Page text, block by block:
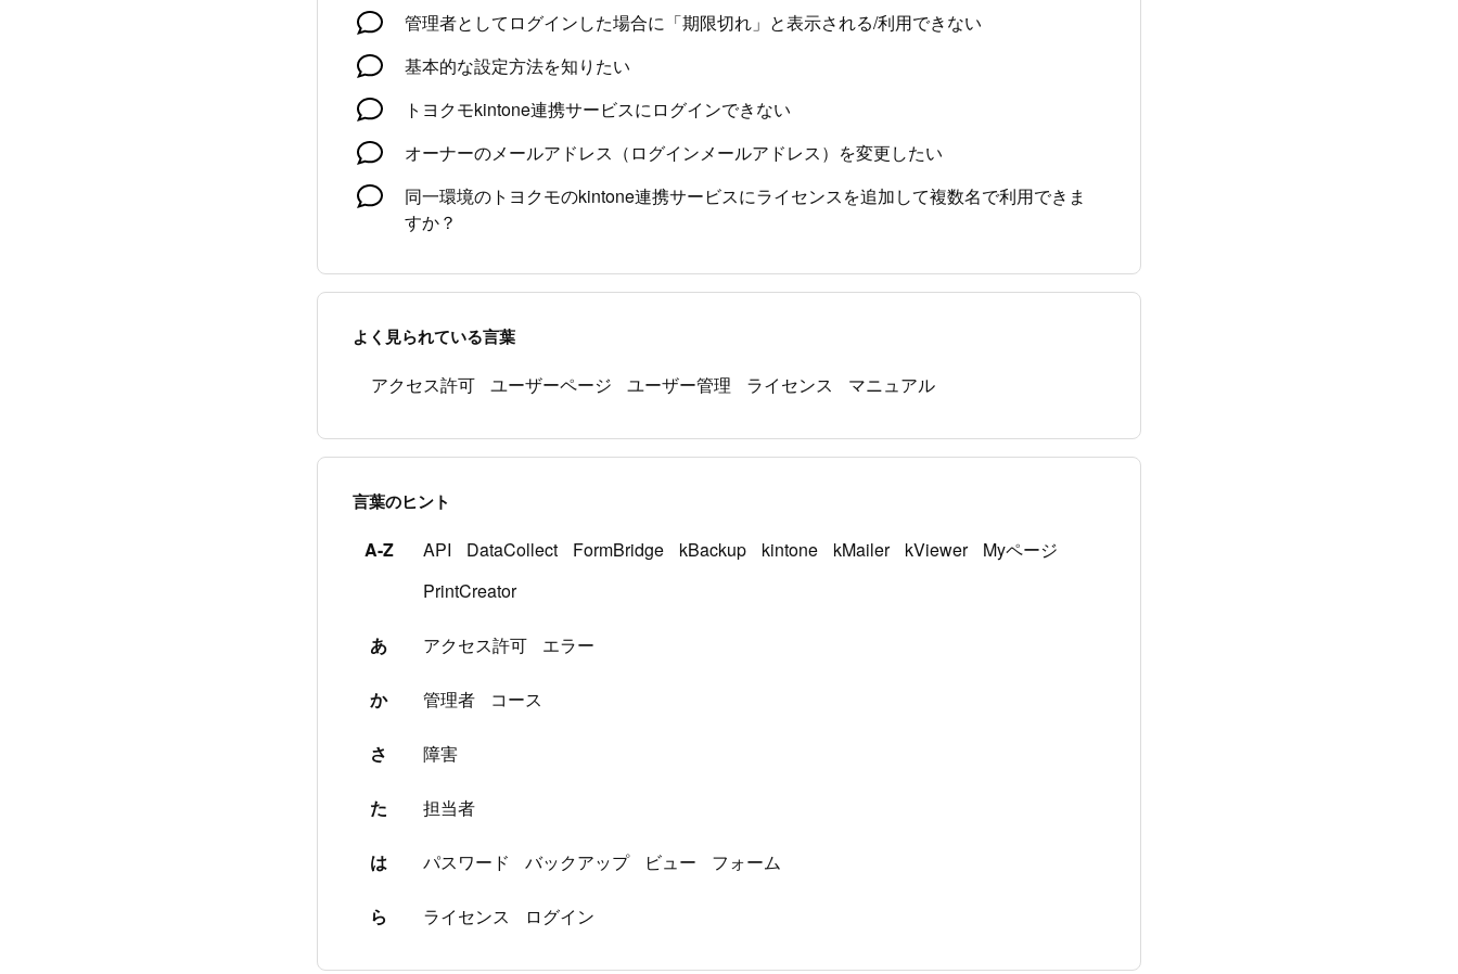
管理者としてログインした場合に「期限切れ」と表示される/利用できない
基本的な設定方法を知りたい
トヨクモkintone連携サービスにログインできない
オーナーのメールアドレス（ログインメールアドレス）を変更したい
同一環境のトヨクモのkintone連携サービスにライセンスを追加して複数名で利用できま
すか？
よく見られている言葉
アクセス許可 ユーザーページ ユーザー管理 ライセンス マニュアル
言葉のヒント
A-Z API DataCollect FormBridge kBackup kintone kMailer kViewer
Myページ
PrintCreator
あ アクセス許可 エラー
か 管理者 コース
さ 障害
た 担当者
は パスワード バックアップ ビュー フォーム
ら ライセンス ログイン